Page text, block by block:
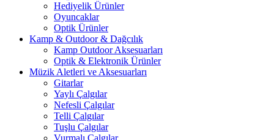
Hediyelik Ürünler
Oyuncaklar
Optik Ürünler
Kamp & Outdoor & Dağcılık
Kamp Outdoor Aksesuarları
Optik & Elektronik Ürünler
Müzik Aletleri ve Aksesuarları
Gitarlar
Yaylı Çalgılar
Nefesli Çalgılar
Telli Çalgılar
Tuşlu Çalgılar
Vurmalı Çalgılar